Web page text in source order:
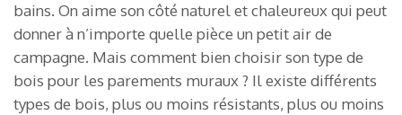
bains. On aime son côté naturel et chaleureux qui peut
donner à n’importe quelle pièce un petit air de
campagne. Mais comment bien choisir son type de
bois pour les parements muraux ? Il existe différents
types de bois, plus ou moins résistants, plus ou moins